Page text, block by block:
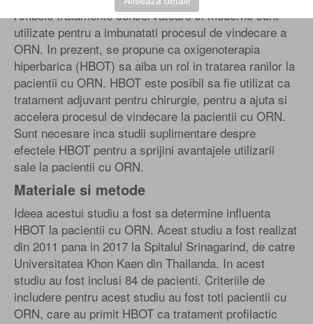
Ambele tratamente conservatoare si moderne sunt
utilizate pentru a imbunatati procesul de vindecare a
ORN. In prezent, se propune ca oxigenoterapia
hiperbarica (HBOT) sa aiba un rol in tratarea ranilor la
pacientii cu ORN. HBOT este posibil sa fie utilizat ca
tratament adjuvant pentru chirurgie, pentru a ajuta si
accelera procesul de vindecare la pacientii cu ORN.
Sunt necesare inca studii suplimentare despre
efectele HBOT pentru a sprijini avantajele utilizarii
sale la pacientii cu ORN.
Materiale si metode
Ideea acestui studiu a fost sa determine influenta
HBOT la pacientii cu ORN. Acest studiu a fost realizat
din 2011 pana in 2017 la Spitalul Srinagarind, de catre
Universitatea Khon Kaen din Thailanda. In acest
studiu au fost inclusi 84 de pacienti. Criteriile de
includere pentru acest studiu au fost toti pacientii cu
ORN, care au primit HBOT ca tratament profilactic